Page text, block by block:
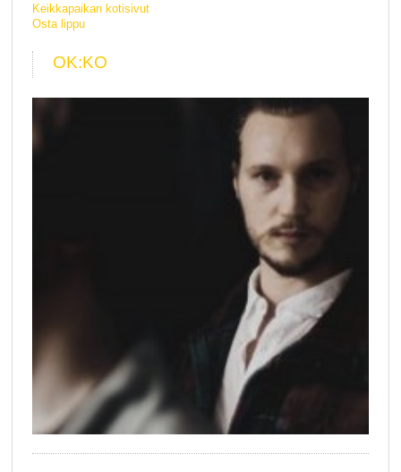
Keikkapaikan kotisivut
Osta lippu
OK:KO